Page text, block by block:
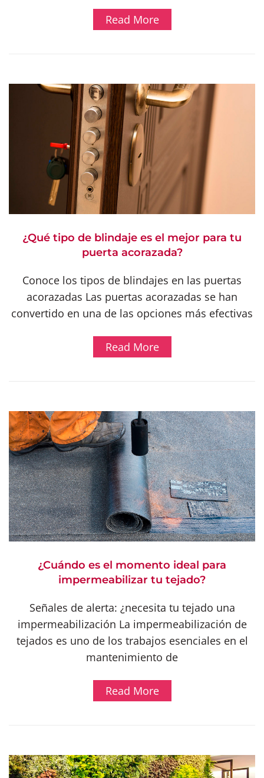
Read More
¿Qué tipo de blindaje es el mejor para tu
puerta acorazada?
Conoce los tipos de blindajes en las puertas
acorazadas Las puertas acorazadas se han
convertido en una de las opciones más efectivas
Read More
¿Cuándo es el momento ideal para
impermeabilizar tu tejado?
Señales de alerta: ¿necesita tu tejado una
impermeabilización La impermeabilización de
tejados es uno de los trabajos esenciales en el
mantenimiento de
Read More